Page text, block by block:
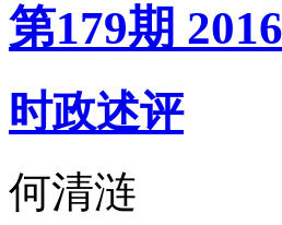
第179期
时政述评
何清涟